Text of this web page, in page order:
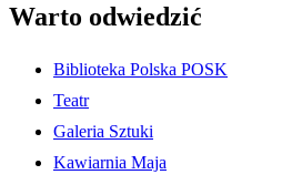
Warto odwiedzić
Biblioteka Polska POSK
Teatr
Galeria Sztuki
Kawiarnia Maja